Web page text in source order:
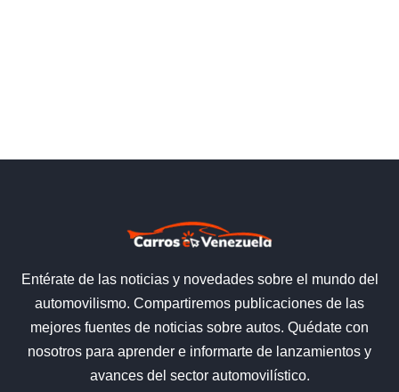
Entérate de las noticias y novedades sobre el mundo del
automovilismo. Compartiremos publicaciones de las
mejores fuentes de noticias sobre autos. Quédate con
nosotros para aprender e informarte de lanzamientos y
avances del sector automovilístico.